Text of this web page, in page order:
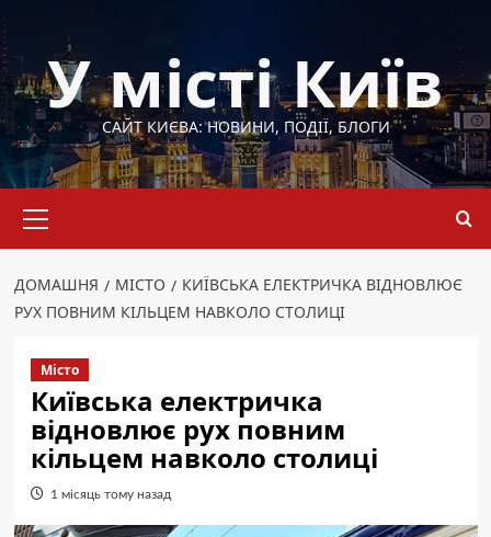
до
вмістуУ місті Київ
САЙТ КИЄВА: НОВИНИ, ПОДІЇ, БЛОГИ
меню
ДОМАШНЯ МІСТО
КИЇВСЬКА ЕЛЕКТРИЧКА ВІДНОВЛЮЄ
РУХ ПОВНИМ КІЛЬЦЕМ НАВКОЛО СТОЛИЦІ
Місто
Київська електричка
відновлює рух повним
кільцем навколо столиці
1 місяць тому назад